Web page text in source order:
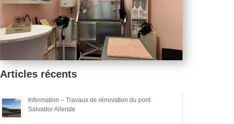
Articles récents
Information – Travaux de rénovation du pont
Salvador Allende